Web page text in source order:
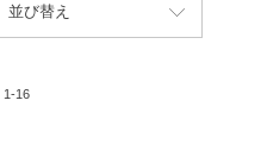
並び替え
1-16